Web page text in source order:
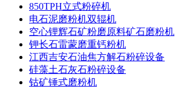
850TPH立式粉碎机
电石泥磨粉机双辊机
空心锂辉石矿粉磨原料矿石磨粉机
钾长石雷蒙磨重钙粉机
江西吉安石油焦方解石粉碎设备
硅藻土石灰石粉碎设备
钴矿锤式磨粉机